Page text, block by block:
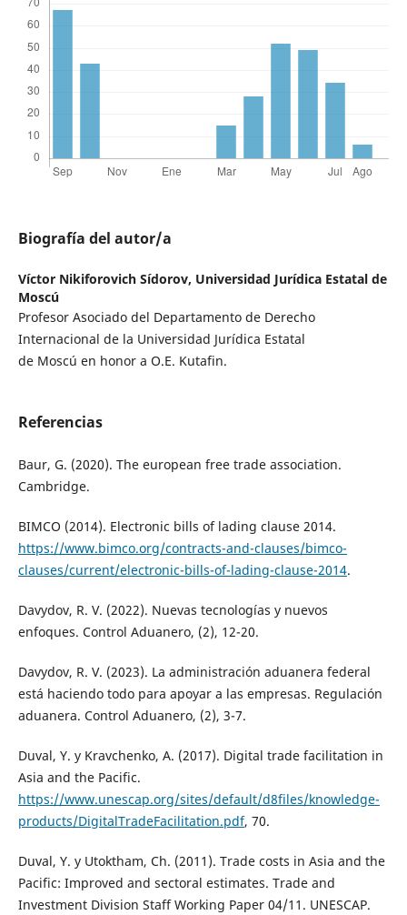
Biografía del autor/a
Víctor Nikiforovich Sídorov, Universidad Jurídica Estatal de
Moscú
Profesor Asociado del Departamento de Derecho
Internacional de la Universidad Jurídica Estatal
de Moscú en honor a O.E. Kutafin.
Referencias
Baur, G. (2020). The european free trade association.
Cambridge.
BIMCO (2014). Electronic bills of lading clause 2014.
https://www.bimco.org/contracts-and-clauses/bimco-
clauses/current/electronic-bills-of-lading-clause-2014.
Davydov, R. V. (2022). Nuevas tecnologías y nuevos
enfoques. Control Aduanero, (2), 12-20.
Davydov, R. V. (2023). La administración aduanera federal
está haciendo todo para apoyar a las empresas. Regulación
aduanera. Control Aduanero, (2), 3-7.
Duval, Y. y Kravchenko, A. (2017). Digital trade facilitation in
Asia and the Pacific.
https://www.unescap.org/sites/default/d8files/knowledge-
products/DigitalTradeFacilitation.pdf, 70.
Duval, Y. y Utoktham, Ch. (2011). Trade costs in Asia and the
Pacific: Improved and sectoral estimates. Trade and
Investment Division Staff Working Paper 04/11. UNESCAP.